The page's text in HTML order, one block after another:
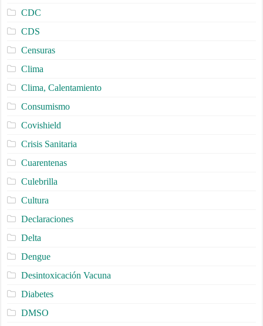
CDC
CDS
Censuras
Clima
Clima, Calentamiento
Consumismo
Covishield
Crisis Sanitaria
Cuarentenas
Culebrilla
Cultura
Declaraciones
Delta
Dengue
Desintoxicación Vacuna
Diabetes
DMSO